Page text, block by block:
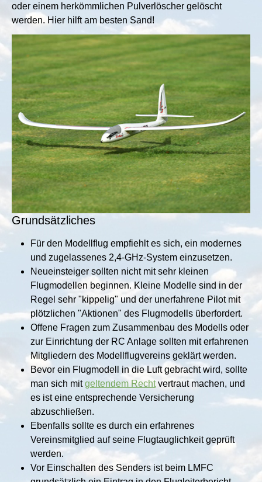
oder einem herkömmlichen Pulverlöscher gelöscht
werden. Hier hilft am besten Sand!
Show larger version for:
Grundsätzliches
Für den Modellflug empfiehlt es sich, ein modernes
und zugelassenes 2,4-GHz-System einzusetzen.
Neueinsteiger sollten nicht mit sehr kleinen
Flugmodellen beginnen. Kleine Modelle sind in der
Regel sehr "kippelig" und der unerfahrene Pilot mit
plötzlichen "Aktionen" des Flugmodells überfordert.
Offene Fragen zum Zusammenbau des Modells oder
zur Einrichtung der RC Anlage sollten mit erfahrenen
Mitgliedern des Modellflugvereins geklärt werden.
Bevor ein Flugmodell in die Luft gebracht wird, sollte
man sich mitgeltendem Rechtvertraut machen, und
es ist eine entsprechende Versicherung
abzuschließen.
Ebenfalls sollte es durch ein erfahrenes
Vereinsmitglied auf seine Flugtauglichkeit geprüft
werden.
Vor Einschalten des Senders ist beim LMFC